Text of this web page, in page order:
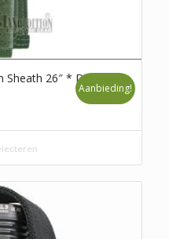
Sheath 26″ * D111
Aanbieding!